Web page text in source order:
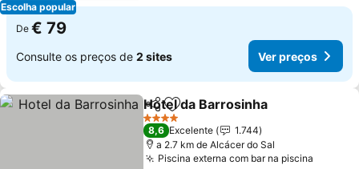
Escolha popular
De € 79
Consulte os preços de 2 sites Ver preços
PartilharAdicionar aos favoritos
Hotel da Barrosinha
4 Estrelas
8,6 Excelente
1.744
a 2.7 km de Alcácer do Sal
Piscina externa com bar na piscina